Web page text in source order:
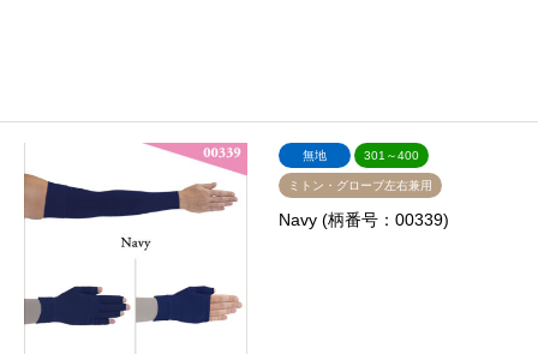
無地 301～400
ミトン・グローブ左右兼用
Navy (柄番号：00339)